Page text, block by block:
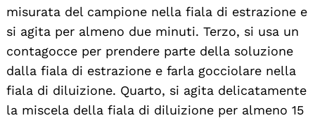
misurata del campione nella fiala di estrazione e
si agita per almeno due minuti. Terzo, si usa un
contagocce per prendere parte della soluzione
dalla fiala di estrazione e farla gocciolare nella
fiala di diluizione. Quarto, si agita delicatamente
la miscela della fiala di diluizione per almeno 15